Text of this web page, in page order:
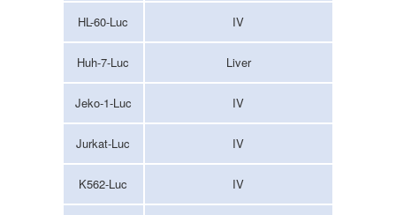
HL-60-Luc IV
Huh-7-Luc Liver
Jeko-1-Luc IV
Jurkat-Luc IV
K562-Luc IV